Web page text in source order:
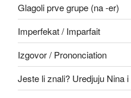
Glagoli prve grupe (na -er)
Imperfekat / Imparfait
Izgovor / Prononciation
Jeste li znali? Uredjuju Nina